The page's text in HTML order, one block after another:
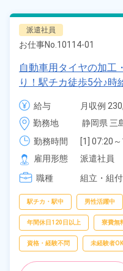
派遣社員
お仕事No. 10114-01
自動車用タイヤの加工
り！駅チカ徒歩5分♪時
製造未経験でも
岡県三島市》
給与
月収例
時給 1,200
勤務地
静岡県 三
勤務時間
[1] 07:20
[2] 22:35～
雇用形態
派遣社員
職種
組立・組付
駅チカ・駅中 男性活躍中
年間休日120日以上 寮費無
資格・経験不問 未経験者OK